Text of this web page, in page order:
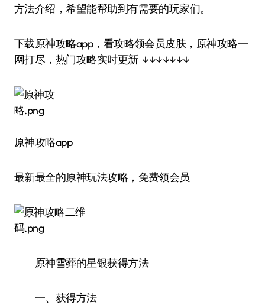
方法介绍，希望能帮助到有需要的玩家们。
下载原神攻略app，看攻略领会员皮肤，原神攻略一
网打尽，热门攻略实时更新 ↓↓↓↓↓↓↓
原神攻略app
最新最全的原神玩法攻略，免费领会员
原神雪葬的星银获得方法
一、获得方法